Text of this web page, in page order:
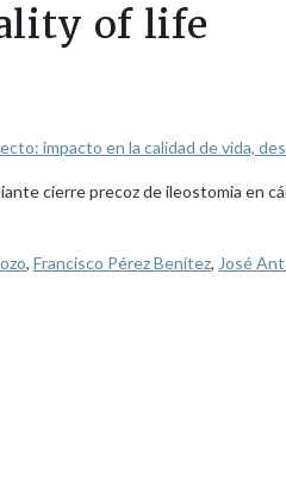
of life
impacto en la calidad de vida,
cierre precoz de ileostomia en
, Francisco Pérez Benítez, José